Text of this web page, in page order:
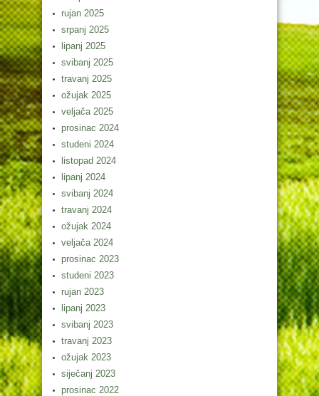
rujan 2025
srpanj 2025
lipanj 2025
svibanj 2025
travanj 2025
ožujak 2025
veljača 2025
prosinac 2024
studeni 2024
listopad 2024
lipanj 2024
svibanj 2024
travanj 2024
ožujak 2024
veljača 2024
prosinac 2023
studeni 2023
rujan 2023
lipanj 2023
svibanj 2023
travanj 2023
ožujak 2023
siječanj 2023
prosinac 2022